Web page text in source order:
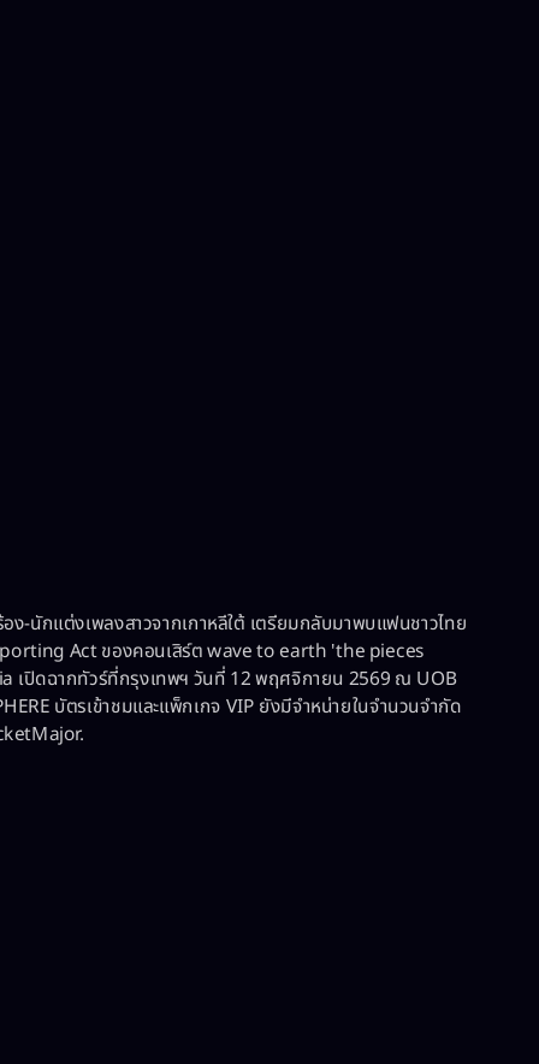
ง-นักแต่งเพลงสาวจากเกาหลีใต้ เตรียมกลับมาพบแฟนชาวไทย
Act ของคอนเสิร์ต wave to earth 'the pieces
เปิดฉากทัวร์ที่กรุงเทพฯ วันที่ 12 พฤศจิกายน 2569 ณ UOB
บัตรเข้าชมและแพ็กเกจ VIP ยังมีจำหน่ายในจำนวนจำกัด